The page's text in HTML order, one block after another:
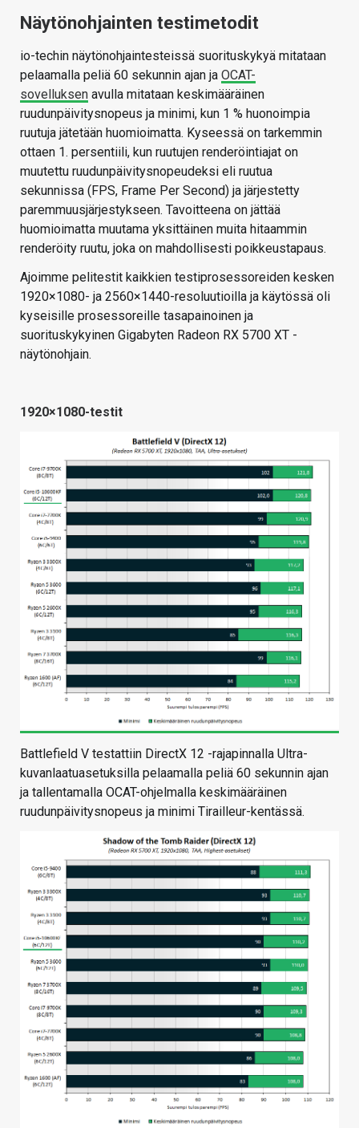
Näytönohjainten testimetodit
io-techin näytönohjaintesteissä suorituskykyä mitataan
pelaamalla peliä 60 sekunnin ajan ja OCAT-
sovelluksen avulla mitataan keskimääräinen
ruudunpäivitysnopeus ja minimi, kun 1 % huonoimpia
ruutuja jätetään huomioimatta. Kyseessä on tarkemmin
ottaen 1. persentiili, kun ruutujen renderöintiajat on
muutettu ruudunpäivitysnopeudeksi eli ruutua
sekunnissa (FPS, Frame Per Second) ja järjestetty
paremmuusjärjestykseen. Tavoitteena on jättää
huomioimatta muutama yksittäinen muita hitaammin
renderöity ruutu, joka on mahdollisesti poikkeustapaus.
Ajoimme pelitestit kaikkien testiprosessoreiden kesken
1920×1080- ja 2560×1440-resoluutioilla ja käytössä oli
kyseisille prosessoreille tasapainoinen ja
suorituskykyinen Gigabyten Radeon RX 5700 XT -
näytönohjain.
1920×1080-testit
Battlefield V testattiin DirectX 12 -rajapinnalla Ultra-
kuvanlaatuasetuksilla pelaamalla peliä 60 sekunnin ajan
ja tallentamalla OCAT-ohjelmalla keskimääräinen
ruudunpäivitysnopeus ja minimi Tirailleur-kentässä.